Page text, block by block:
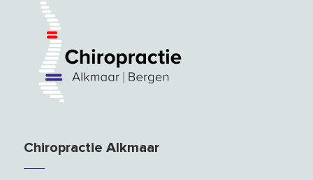
Chiropractie Alkmaar